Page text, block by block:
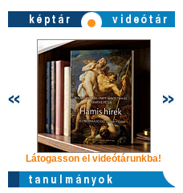
Látogasson el videótárunkba!